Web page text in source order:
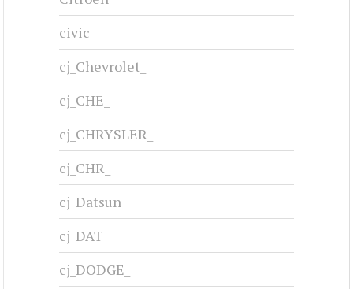
CHRYSLER NEW YORKER - 1949
1949-1954